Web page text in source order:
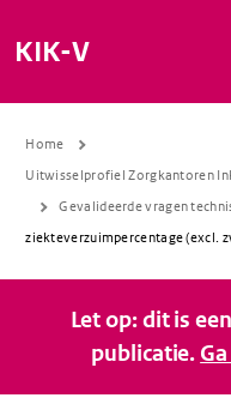
KIK-V
Home
Uitwisselprofiel Zorgkantoren
Gevalideerde vragen
ziekteverzuimpercentage (excl.
Let op: dit is
publicatie.